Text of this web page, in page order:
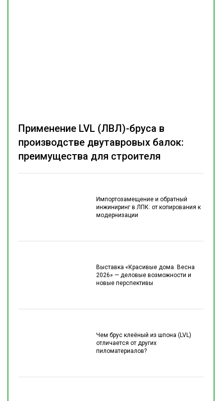
Импортозамещение и обратный
инжиниринг в ЛПК: от копирования к
модернизации
Выставка «Красивые дома. Весна
2026» — деловые возможности и
новые перспективы
Чем брус клеёный из шпона (LVL)
отличается от других
пиломатериалов?
Применение LVL (ЛВЛ)-бруса в
производстве двутавровых балок:
преимущества для строителя